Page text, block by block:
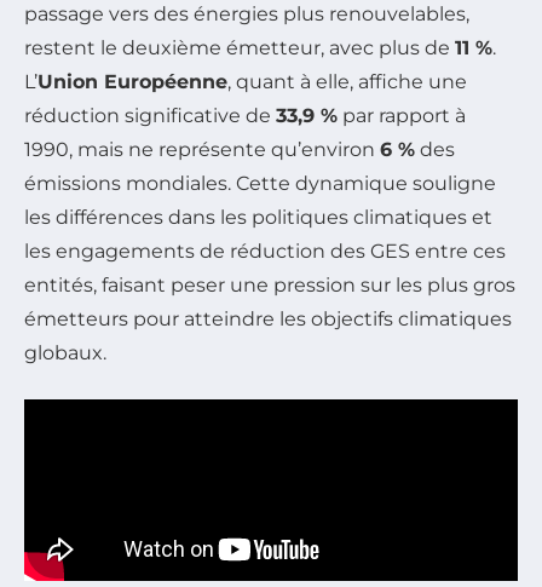
passage vers des énergies plus renouvelables,
restent le deuxième émetteur, avec plus de 11 %.
L’Union Européenne, quant à elle, affiche une
réduction significative de 33,9 % par rapport à
1990, mais ne représente qu’environ 6 % des
émissions mondiales. Cette dynamique souligne
les différences dans les politiques climatiques et
les engagements de réduction des GES entre ces
entités, faisant peser une pression sur les plus gros
émetteurs pour atteindre les objectifs climatiques
globaux.